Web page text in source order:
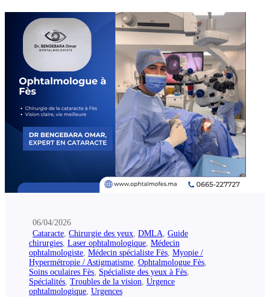
06/04/2026
Cataracte, Chirurgie des yeux, DMLA, Guide
chirurgies, Laser ophtalmologique, Médecin
ophtalmologiste, Médecin spécialiste Fès, Myopie /
Hypermétropie / Astigmatisme, Ophtalmologue Fès,
Soins oculaires Fès, Spécialiste des yeux à Fès,
Spécialités, Troubles de la vision, Urgence
ophtalmologique, Urgences